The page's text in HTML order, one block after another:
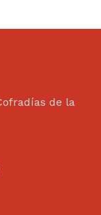
de la